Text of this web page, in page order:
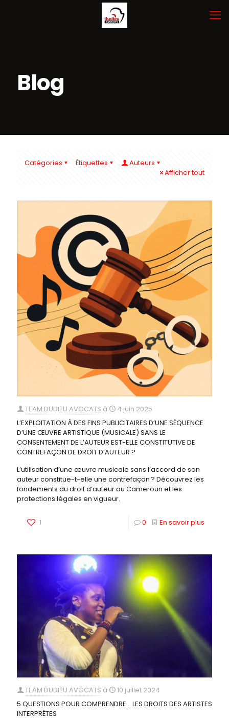
Blog
Catégories Étiquettes
Auteurs
Afficher tout
TEAM DUDIEU AVOCATS à
4 juin 2025
L’EXPLOITATION À DES FINS PUBLICITAIRES D’UNE SÉQUENCE
D’UNE ŒUVRE ARTISTIQUE (MUSICALE) SANS LE
CONSENTEMENT DE L’AUTEUR EST-ELLE CONSTITUTIVE DE
CONTREFAÇON DE DROIT D’AUTEUR ?
L’utilisation d’une œuvre musicale sans l’accord de son
auteur constitue-t-elle une contrefaçon ? Découvrez les
fondements du droit d’auteur au Cameroun et les
protections légales en vigueur.
1 0 En savoir plus
TEAM DUDIEU AVOCATS à
10 juillet 2024
5 QUESTIONS POUR COMPRENDRE… LES DROITS DES ARTISTES
INTERPRÈTES